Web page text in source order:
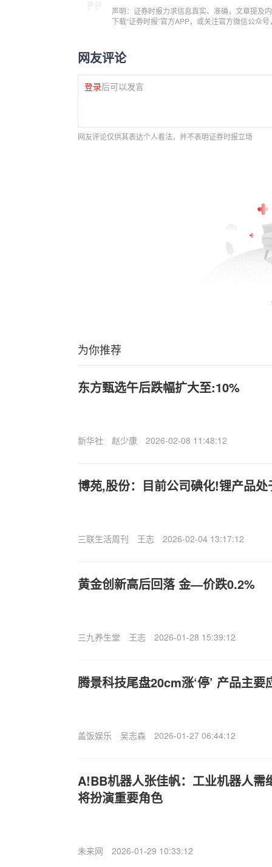
声明：证券时报力求信息真实、准确，文章提及
下载“证券时报”官方APP，或关注官方微信公众
网友评论
登录后可以发言
网友评论仅供其表达个人看法，并不表明证券时报立场
为你推荐
东方甄选午后跌幅扩大至:10%
新华社 赵少康 2026-02-08 11:48:12
博苑,股份：目前公司碘化!锂产品
三联生活周刊 王志 2026-02-04 13:17:12
黄金创新高后回落 金—价跌0.2%
三九养生堂 王志 2026-01-28 15:39:12
腾景科技尾盘20cm涨‘停’ 产品主
盖饭娱乐 吴志森 2026-01-27 06:44:12
A!BB机器人张佳帆：工业机器人需
将扮演重要角色
未来网 2026-01-29 10:33:12